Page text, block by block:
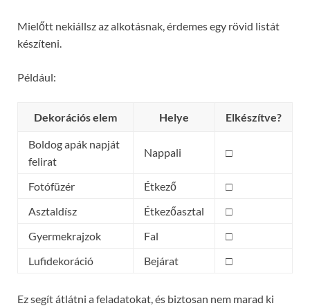
Mielőtt nekiállsz az alkotásnak, érdemes egy rövid listát
készíteni.
Például:
Dekorációs elem Helye Elkészítve?
Boldog apák napját
felirat
Nappali □
Fotófüzér Étkező
□
Asztaldísz
Étkezőasztal
□
Gyermekrajzok
Fal
□
Lufidekoráció
Bejárat □
Ez segít átlátni a feladatokat, és biztosan nem marad ki